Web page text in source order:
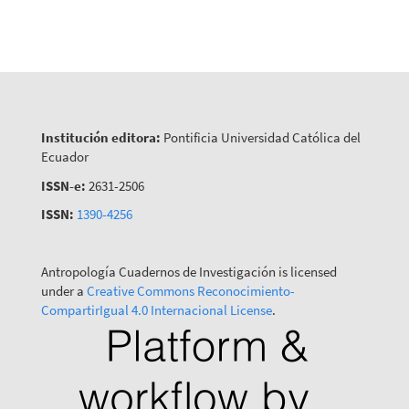
Institución editora: Pontificia Universidad Católica del
Ecuador
ISSN-e: 2631-2506
ISSN: 1390-4256
Antropología Cuadernos de Investigación is licensed
under a Creative Commons Reconocimiento-
CompartirIgual 4.0 Internacional License.